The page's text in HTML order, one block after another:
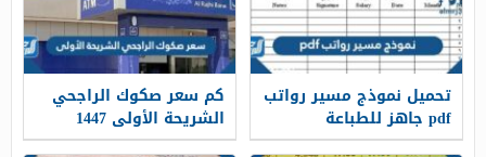
تحميل نموذج مسير رواتب
pdf جاهز للطباعة
والتعديل 1447
كم سعر صكوك الراجحي
الشريحة الأولى 1447